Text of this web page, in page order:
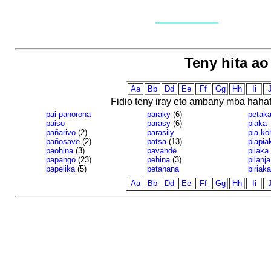
Teny hita
Aa Bb Dd Ee Ff Gg Hh Ii
Fidio teny iray eto ambany mba
pai-panorona
paiso
pañarivo(2)
pañosave(2)
paohina(3)
papango(23)
papelika(5)
paraky(6)
parasy(6)
parasily
patsa(13)
pavande
pehina(3)
petahana
petaka
piaka
pia-
pilaka
pilanja
piriaka
Aa
Bb Dd Ee Ff Gg Hh Ii